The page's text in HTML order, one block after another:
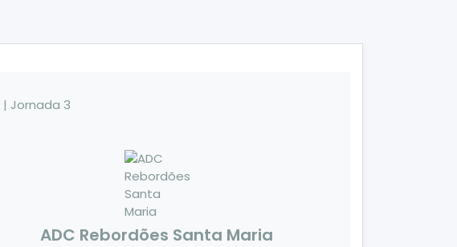
| Jornada 3
ADC Rebordões Santa Maria